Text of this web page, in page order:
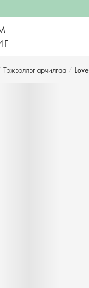
Тэжээллэг арчилгаа /